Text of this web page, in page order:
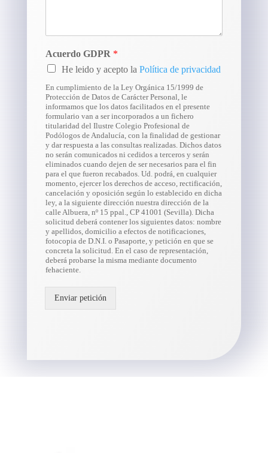
Acuerdo GDPR *
He leido y acepto la Política de privacidad
En cumplimiento de la Ley Orgánica 15/1999 de
Protección de Datos de Carácter Personal, le
informamos que los datos facilitados en el presente
formulario van a ser incorporados a un fichero
titularidad del Ilustre Colegio Profesional de
Podólogos de Andalucía, con la finalidad de gestionar
y dar respuesta a las consultas realizadas. Dichos datos
no serán comunicados ni cedidos a terceros y serán
eliminados cuando dejen de ser necesarios para el fin
para el que fueron recabados. Ud. podrá, en cualquier
momento, ejercer los derechos de acceso, rectificación,
cancelación y oposición según lo establecido en dicha
ley, a la siguiente dirección nuestra dirección de la
calle Albuera, nº 15 ppal., CP 41001 (Sevilla). Dicha
solicitud deberá contener los siguientes datos: nombre
y apellidos, domicilio a efectos de notificaciones,
fotocopia de D.N.I. o Pasaporte, y petición en que se
concreta la solicitud. En el caso de representación,
deberá probarse la misma mediante documento
fehaciente.
Enviar petición